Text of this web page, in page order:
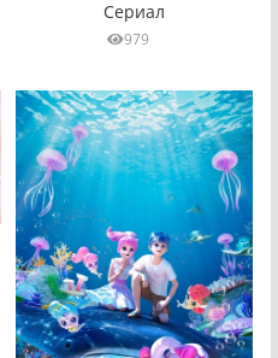
Сериал
979